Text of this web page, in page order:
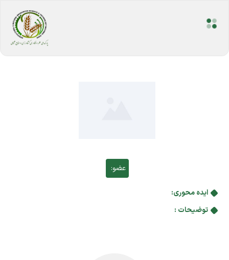
عضو:
ایده محوری:
توضیحات :